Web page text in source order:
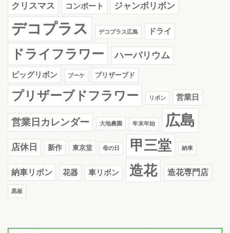
クリスマス コンポート ジャンボリボン
デコプラス デコプラス広島 ドライ
ドライフラワー ハーバリウム
ビッグリボン ブーケ プリザーブド
プリザーブドフラワー リボン 営業日
営業日カレンダー 大地農園 年末年始 広島
店休日 新作 東京堂 母の日 甲三堂 納車
納車リボン 花器 車リボン 造花 造花専門店
黒板